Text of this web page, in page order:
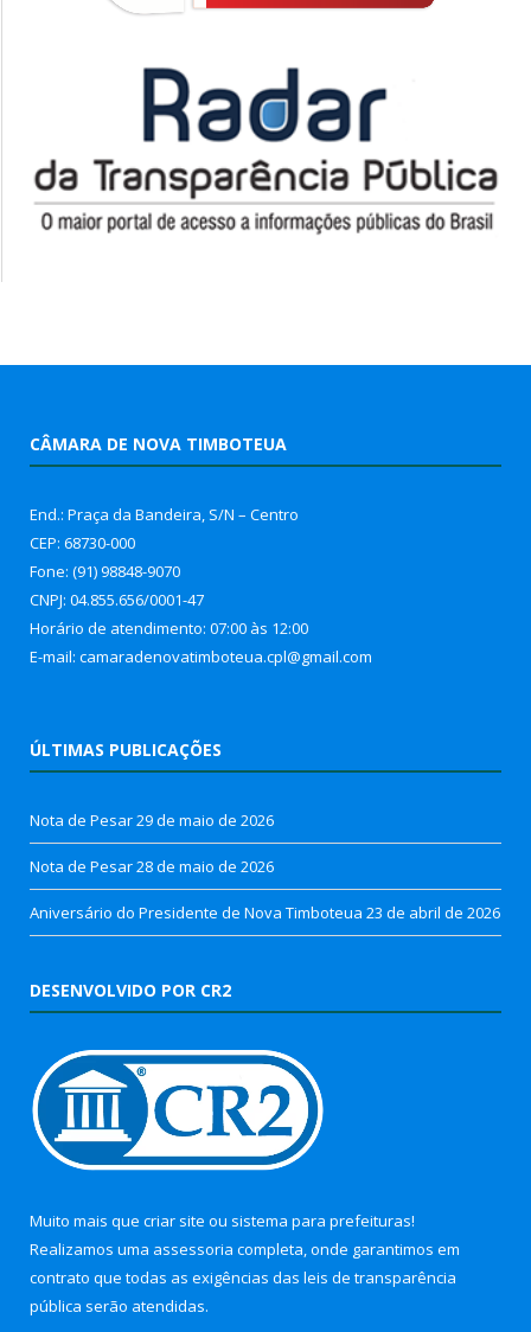
CÂMARA DE NOVA TIMBOTEUA
End.: Praça da Bandeira, S/N – Centro
CEP: 68730-000
Fone: (91) 98848-9070
CNPJ: 04.855.656/0001-47
Horário de atendimento: 07:00 às 12:00
E-mail: camaradenovatimboteua.cpl@gmail.com
ÚLTIMAS PUBLICAÇÕES
Nota de Pesar29 de maio de 2026
Nota de Pesar28 de maio de 2026
Aniversário do Presidente de Nova Timboteua 23 de abril de 2026
DESENVOLVIDO POR CR2
Muito mais que criar site ou sistema para prefeituras!
Realizamos uma assessoria completa, onde garantimos em
contrato que todas as exigências das leis de transparência
pública serão atendidas.